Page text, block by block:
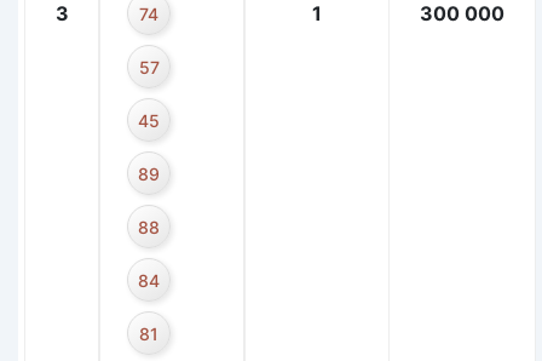
3 74
57
45
89
88
84
81
1 300 000